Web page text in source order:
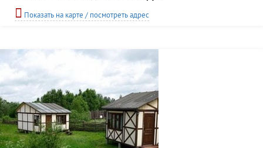
кафе-бар, бильярд, фитобар, тренажерный зал, спортзал, киноконцертный
зал, прокат спортинвентаря, пляж, прокат...
Показать на карте / посмотреть адрес